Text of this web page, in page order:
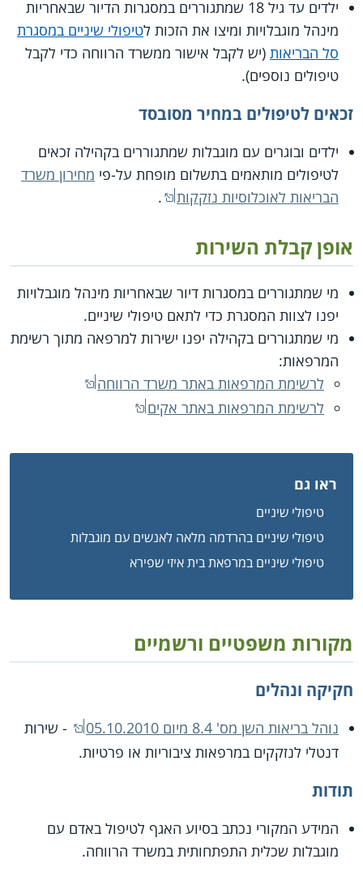
ילדים עד גיל 18 שמתגוררים במסגרות הדיור שבאחריות
מינהל מוגבלויות ומיצו את הזכות לטיפולי שיניים במסגרת
סל הבריאות (יש לקבל אישור ממשרד הרווחה כדי לקבל
טיפולים נוספים).
זכאים לטיפולים במחיר מסובסד
ילדים ובוגרים עם מוגבלות שמתגוררים בקהילה זכאים
לטיפולים מותאמים בתשלום מופחת על-פי מחירון משרד
הבריאות לאוכלוסיות נזקקות
.
אופן קבלת השירות
מי שמתגוררים במסגרות דיור שבאחריות מינהל מוגבלויות
יפנו לצוות המסגרת כדי לתאם טיפולי שיניים.
מי שמתגוררים בקהילה יפנו ישירות למרפאה מתוך רשימת
המרפאות:
לרשימת המרפאות באתר משרד הרווחה
לרשימת המרפאות באתר אקים
ראו גם
טיפולי שיניים
טיפולי שיניים בהרדמה מלאה לאנשים עם מוגבלות
טיפולי שיניים במרפאת בית איזי שפירא
מקורות משפטיים ורשמיים
חקיקה ונהלים
נוהל בריאות השן מס' 8.4 מיום 05.10.2010
- שירות
דנטלי לנזקקים במרפאות ציבוריות או פרטיות.
תודות
המידע המקורי נכתב בסיוע האגף לטיפול באדם עם
מוגבלות שכלית התפתחותית במשרד הרווחה.